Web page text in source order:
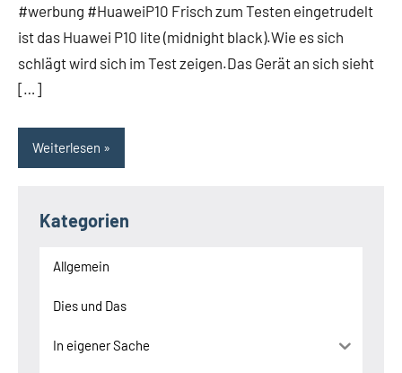
#werbung #HuaweiP10 Frisch zum Testen eingetrudelt
ist das Huawei P10 lite (midnight black).Wie es sich
schlägt wird sich im Test zeigen.Das Gerät an sich sieht
[…]
Weiterlesen
Kategorien
Allgemein
Dies und Das
In eigener Sache